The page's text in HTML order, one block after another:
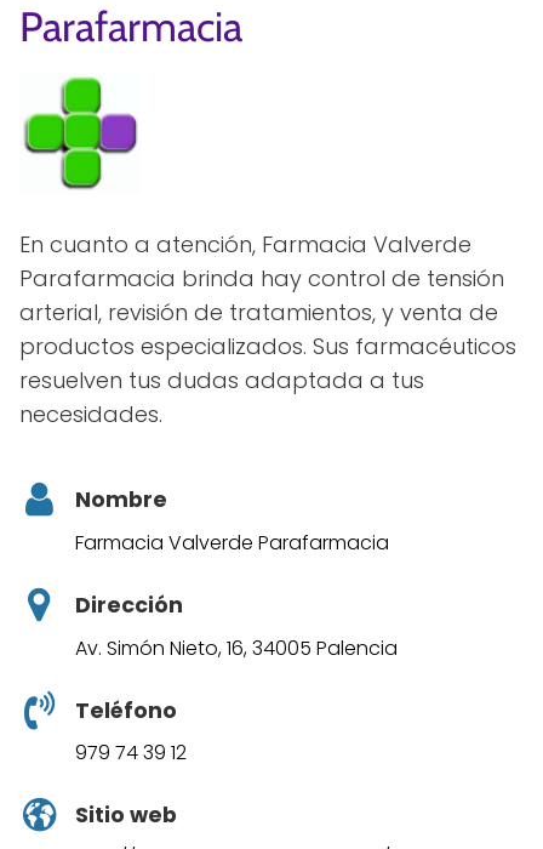
Parafarmacia
En cuanto a atención, Farmacia Valverde
Parafarmacia brinda hay control de tensión
arterial, revisión de tratamientos, y venta de
productos especializados. Sus farmacéuticos
resuelven tus dudas adaptada a tus
necesidades.
Nombre
Farmacia Valverde Parafarmacia
Dirección
Av. Simón Nieto, 16, 34005 Palencia
Teléfono
979 74 39 12
Sitio web